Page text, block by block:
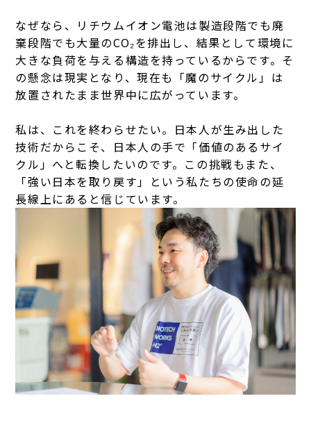
なぜなら、リチウムイオン電池は製造段階でも廃
棄段階でも大量のCO₂を排出し、結果として環境に
大きな負荷を与える構造を持っているからです。そ
の懸念は現実となり、現在も「魔のサイクル」は
放置されたまま世界中に広がっています。
私は、これを終わらせたい。日本人が生み出した
技術だからこそ、日本人の手で「価値のあるサイ
クル」へと転換したいのです。 この挑戦もまた、
「強い日本を取り戻す」という私たちの使命の延
長線上にあると信じています。